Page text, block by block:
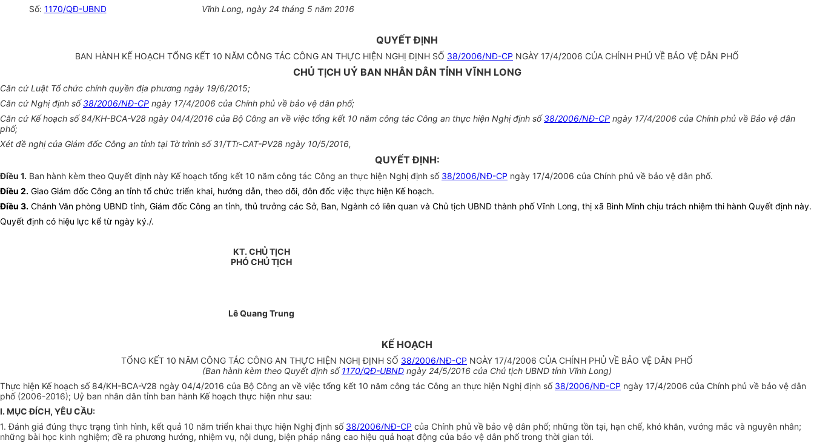
Số: 1170/QĐ-UBND Vĩnh Long, ngày 24 tháng 5 năm 2016
QUYẾT ĐỊNH
BAN HÀNH KẾ HOẠCH TỔNG KẾT 10 NĂM CÔNG TÁC CÔNG AN THỰC HIỆN NGHỊ ĐỊNH SỐ 38/2006/NĐ-CP NGÀY 17/4/2006 CỦA CHÍNH PHỦ VỀ BẢO VỆ DÂN PHỐ
CHỦ TỊCH UỶ BAN NHÂN DÂN TỈNH VĨNH LONG
Căn cứ Luật Tổ chức chính quyền địa phương ngày 19/6/2015;
Căn cứ Nghị định số38/2006/NĐ-CP ngày 17/4/2006 của Chính phủ về bảo vệ dân phố;
Căn cứ Kế hoạch số 84/KH-BCA-V28 ngày 04/4/2016 của Bộ Công an về việc tổng kết 10 năm công tác Công an thực hiện Nghị định số38/2006/NĐ-CP ngày 17/4/2006 của Chính phủ về Bảo vệ dân
phố;
Xét đề nghị của Giám đốc Công an tỉnh tại Tờ trình số 31/TTr-CAT-PV28 ngày 10/5/2016,
QUYẾT ĐỊNH:
Điều 1. Ban hành kèm theo Quyết định này Kế hoạch tổng kết 10 năm công tác Công an thực hiện Nghị định số 38/2006/NĐ-CP ngày 17/4/2006 của Chính phủ về bảo vệ dân phố.
Điều 2. Giao Giám đốc Công an tỉnh tổ chức triển khai, hướng dẫn, theo dõi, đôn đốc việc thực hiện Kế hoạch.
Điều 3. Chánh Văn phòng UBND tỉnh, Giám đốc Công an tỉnh, thủ trưởng các Sở, Ban, Ngành có liên quan và Chủ tịch UBND thành phố Vĩnh Long, thị xã Bình Minh chịu trách nhiệm thi hành Quyết định này.
Quyết định có hiệu lực kể từ ngày ký./.
KT. CHỦ TỊCH
PHÓ CHỦ TỊCH
Lê Quang Trung
KẾ HOẠCH
TỔNG KẾT 10 NĂM CÔNG TÁC CÔNG AN THỰC HIỆN NGHỊ ĐỊNH SỐ 38/2006/NĐ-CP NGÀY 17/4/2006 CỦA CHÍNH PHỦ VỀ BẢO VỆ DÂN PHỐ
(Ban hành kèm theo Quyết định số1170/QĐ-UBND ngày 24/5/2016 của Chủ tịch UBND tỉnh Vĩnh Long)
Thực hiện Kế hoạch số 84/KH-BCA-V28 ngày 04/4/2016 của Bộ Công an về việc tổng kết 10 năm công tác Công an thực hiện Nghị định số 38/2006/NĐ-CP ngày 17/4/2006 của Chính phủ về bảo vệ dân
phố (2006-2016); Uỷ ban nhân dân tỉnh ban hành Kế hoạch thực hiện như sau:
I. MỤC ĐÍCH, YÊU CẦU:
1. Đánh giá đúng thực trạng tình hình, kết quả 10 năm triển khai thực hiện Nghị định số 38/2006/NĐ-CP của Chính phủ về bảo vệ dân phố; những tồn tại, hạn chế, khó khăn, vướng mắc và nguyên nhân;
những bài học kinh nghiệm; đề ra phương hướng, nhiệm vụ, nội dung, biện pháp nâng cao hiệu quả hoạt động của bảo vệ dân phố trong thời gian tới.